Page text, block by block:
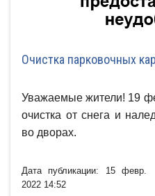
Очистка парковочных
Уважаемые жители! 19
очистка от снега и
во дворах.
Дата публикации: 15 февр.
2022 14:52